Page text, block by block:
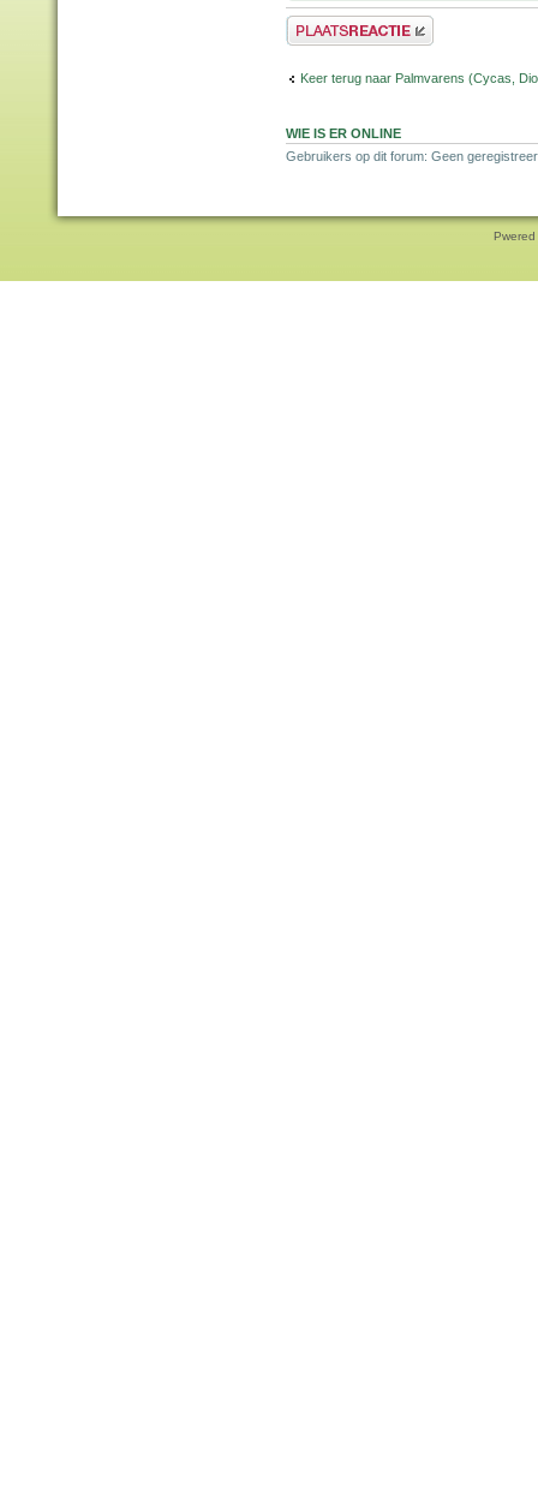
Plaats een reactie
Keer terug naar Palmvarens (Cycas,
WIE IS ER ONLINE
Gebruikers op dit forum: Geen